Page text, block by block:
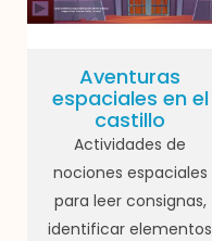
Aventuras
espaciales en el
castillo
Actividades de
nociones espaciales
para leer consignas,
identificar elementos